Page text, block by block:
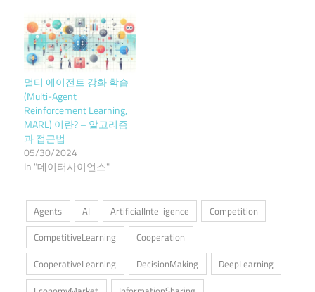
멀티 에이전트 강화 학습
(Multi-Agent
Reinforcement Learning,
MARL) 이란? – 알고리즘
과 접근법
05/30/2024
In "데이터사이언스"
Agents AI ArtificialIntelligence
Competition
CompetitiveLearning
Cooperation
CooperativeLearning
DecisionMaking
DeepLearning